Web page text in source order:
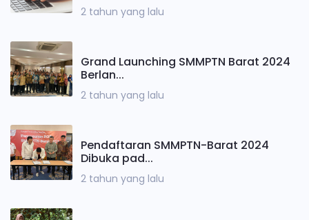
2 tahun yang lalu
Grand Launching SMMPTN Barat 2024
Berlan...
2 tahun yang lalu
Pendaftaran SMMPTN-Barat 2024
Dibuka pad...
2 tahun yang lalu